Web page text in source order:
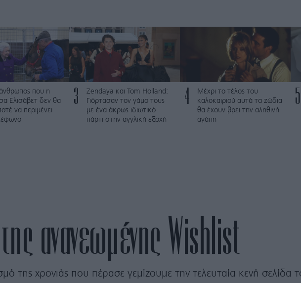
που η
Ελισάβετ δεν θα
να περιμένει
3
Zendaya και Tom Holland:
Γιόρτασαν τον γάμο τους
με ένα άκρως ιδιωτικό
πάρτι στην αγγλική εξοχή
4
Μέχρι το τέλος του
καλοκαιριού αυτά τα ζώδια
θα έχουν βρει την αληθινή
αγάπη
5
ανανεωμένης Wishlist
της χρονιάς που πέρασε γεμίζουμε την τελευταία κενή σελίδα